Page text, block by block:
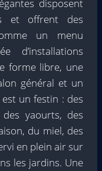
disposent
et offrent des
un menu
d’installations
forme libre, une
général et un
un festin : des
yaourts, des
du miel, des
en plein air sur
les jardins. Une